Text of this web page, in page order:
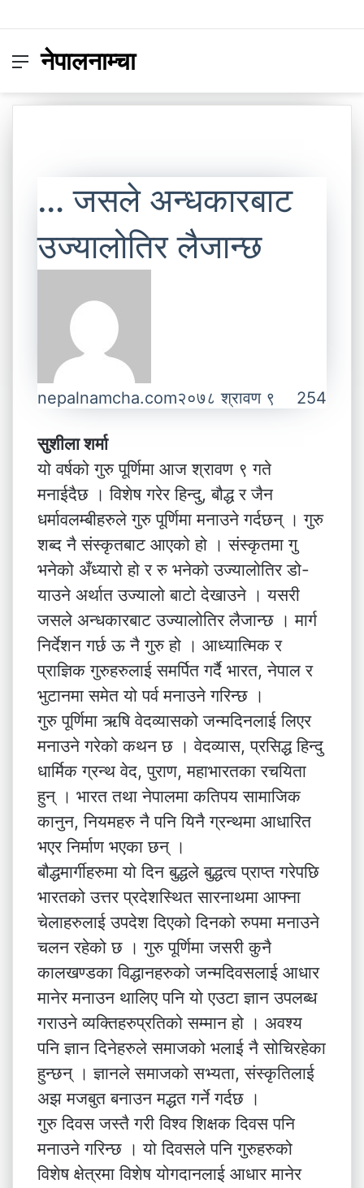
Menu
नेपालनाम्चा
… जसले अन्धकारबाट
उज्यालोतिर लैजान्छ
nepalnamcha.com२०७८ श्रावण ९ 254
सुशीला शर्मा
यो वर्षको गुरु पूर्णिमा आज श्रावण ९ गते
मनाईदैछ । विशेष गरेर हिन्दु, बौद्ध र जैन
धर्मावलम्बीहरुले गुरु पूर्णिमा मनाउने गर्दछन् । गुरु
शब्द नै संस्कृतबाट आएको हो । संस्कृतमा गु
भनेको अँध्यारो हो र रु भनेको उज्यालोतिर डो-
याउने अर्थात उज्यालो बाटो देखाउने । यसरी
जसले अन्धकारबाट उज्यालोतिर लैजान्छ । मार्ग
निर्देशन गर्छ ऊ नै गुरु हो । आध्यात्मिक र
प्राज्ञिक गुरुहरुलाई समर्पित गर्दै भारत, नेपाल र
भुटानमा समेत यो पर्व मनाउने गरिन्छ ।
गुरु पूर्णिमा ऋषि वेदव्यासको जन्मदिनलाई लिएर
मनाउने गरेको कथन छ । वेदव्यास, प्रसिद्ध हिन्दु
धार्मिक ग्रन्थ वेद, पुराण, महाभारतका रचयिता
हुन् । भारत तथा नेपालमा कतिपय सामाजिक
कानुन, नियमहरु नै पनि यिनै ग्रन्थमा आधारित
भएर निर्माण भएका छन् ।
बौद्धमार्गीहरुमा यो दिन बुद्धले बुद्धत्व प्राप्त गरेपछि
भारतको उत्तर प्रदेशस्थित सारनाथमा आफ्ना
चेलाहरुलाई उपदेश दिएको दिनको रुपमा मनाउने
चलन रहेको छ । गुरु पूर्णिमा जसरी कुनै
कालखण्डका विद्धानहरुको जन्मदिवसलाई आधार
मानेर मनाउन थालिए पनि यो एउटा ज्ञान उपलब्ध
गराउने व्यक्तिहरुप्रतिको सम्मान हो । अवश्य
पनि ज्ञान दिनेहरुले समाजको भलाई नै सोचिरहेका
हुन्छन् । ज्ञानले समाजको सभ्यता, संस्कृतिलाई
अझ मजबुत बनाउन मद्धत गर्ने गर्दछ ।
गुरु दिवस जस्तै गरी विश्व शिक्षक दिवस पनि
मनाउने गरिन्छ । यो दिवसले पनि गुरुहरुको
विशेष क्षेत्रमा विशेष योगदानलाई आधार मानेर